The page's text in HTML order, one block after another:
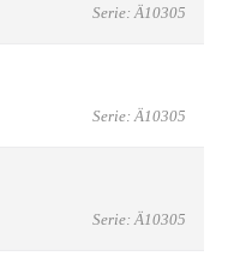
Serie: Ä10305
Serie: Ä10305
Serie: Ä10305